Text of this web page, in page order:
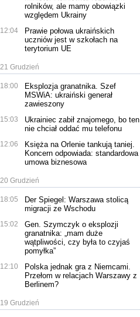
rolników, ale mamy obowiązki
względem Ukrainy
12:04
Prawie połowa ukraińskich
uczniów jest w szkołach na
terytorium UE
21 Grudzień
18:00
Eksplozja granatnika. Szef
MSWiA: ukraiński generał
zawieszony
15:03
Ukrainiec zabił znajomego, bo ten
nie chciał oddać mu telefonu
12:06
Księża na Orlenie tankują taniej.
Koncern odpowiada: standardowa
umowa biznesowa
20 Grudzień
18:05
Der Spiegel: Warszawa stolicą
migracji ze Wschodu
15:02
Gen. Szymczyk o eksplozji
granatnika: „mam duże
wątpliwości, czy była to czyjaś
pomyłka”
12:10
Polska jednak gra z Niemcami.
Przełom w relacjach Warszawy z
Berlinem?
19 Grudzień